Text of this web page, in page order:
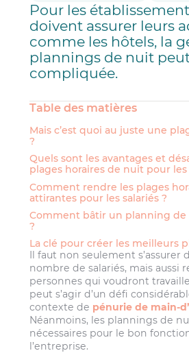
Pour les
doivent assurer leurs
comme les hôtels, la
plannings de nuit
compliquée.
Table des matières
Mais c’est quoi au juste une
?
Quels sont les avantages et
plages horaires de nuit pour les
Comment rendre les plages
attirantes pour les salariés ?
Comment bâtir un planning
?
La clé pour créer les meilleurs
Il faut non seulement s’assurer
nombre de salariés, mais aussi
personnes qui voudront
peut s’agir d’un défi
contexte de pénurie de main-
Néanmoins, les plannings de
nécessaires pour le bon
l’entreprise.